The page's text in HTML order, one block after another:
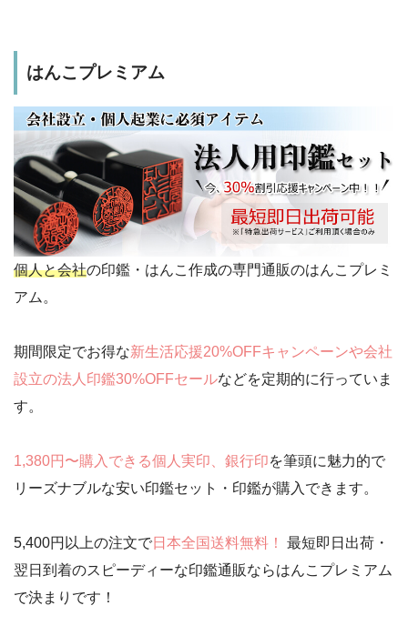
はんこプレミアム
個人と会社の印鑑・はんこ作成の専門通販のはんこプレミ
アム。
期間限定でお得な新生活応援20%OFFキャンペーンや会社
設立の法人印鑑30%OFFセールなどを定期的に行っていま
す。
1,380円〜購入できる個人実印、銀行印を筆頭に魅力的で
リーズナブルな安い印鑑セット・印鑑が購入できます。
5,400円以上の注文で日本全国送料無料！
最短即日出荷・
翌日到着のスピーディーな印鑑通販ならはんこプレミアム
で決まりです！